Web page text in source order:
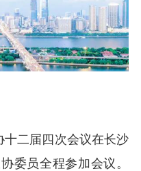
二届四次会议在长沙
委员全程参加会议。